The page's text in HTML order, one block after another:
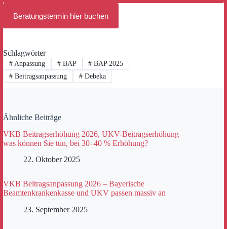
Beratungstermin hier buchen
Schlagwörter
#Anpassung #BAP # BAP 2025
#Beitragsanpassung #Debeka
Ähnliche Beiträge
VKB Beitragserhöhung 2026, UKV-Beitragserhöhung –
was können Sie tun, bei 30–40 % Erhöhung?
22. Oktober 2025
VKB Beitragsanpassung 2026 – Bayerische
Beamtenkrankenkasse und UKV passen massiv an
23. September 2025